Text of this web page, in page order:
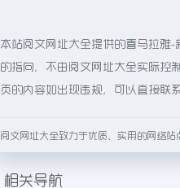
本站阅文网址大全提供的喜马拉雅
的指向，不由阅文网址大全实际控
页的内容如出现违规，可以直接联
阅文网址大全致力于优质、实用的网络站
相关导航